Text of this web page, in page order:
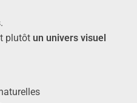
plutôt un univers visuel